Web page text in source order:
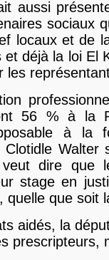
aussi
sociaux
locaux et de
déjà la loi El
les
56 % à la
à la
Walter
veut dire que
stage en
quelle que soit
aidés, la
prescripteurs,